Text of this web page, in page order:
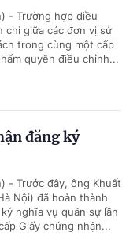
- Trường hợp điều
chi giữa các đơn vị sử
trong cùng một cấp
quyền điều chỉnh...
đăng ký
- Trước đây, ông Khuất
Nội) đã hoàn thành
nghĩa vụ quân sự lần
Giấy chứng nhận...